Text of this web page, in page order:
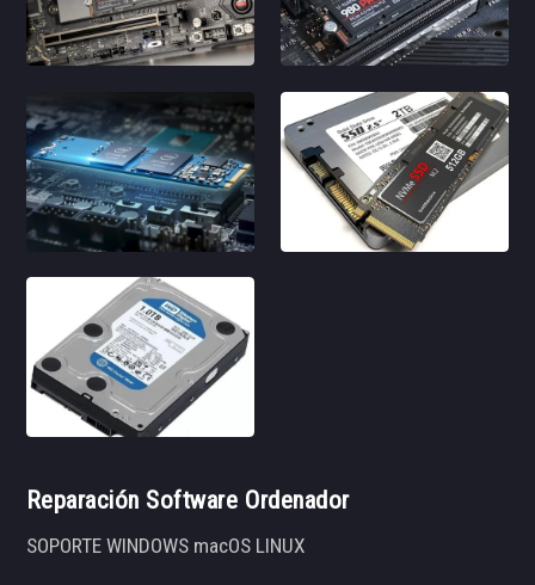
Reparación Software Ordenador
SOPORTE WINDOWS macOS LINUX